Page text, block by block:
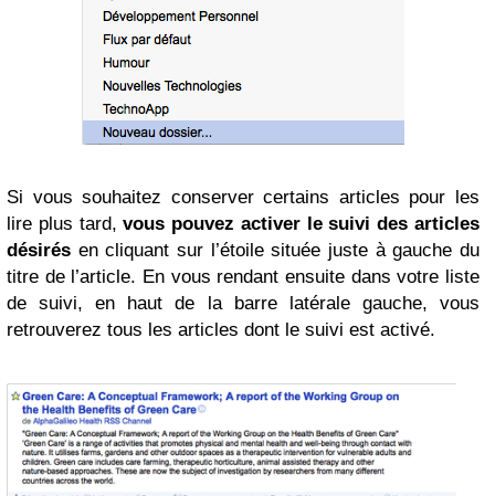
Si vous souhaitez conserver certains articles pour les
lire plus tard,vous pouvez activer le suivi des articles
désirés en cliquant sur l’étoile située juste à gauche du
titre de l’article. En vous rendant ensuite dans votre liste
de suivi, en haut de la barre latérale gauche, vous
retrouverez tous les articles dont le suivi est activé.